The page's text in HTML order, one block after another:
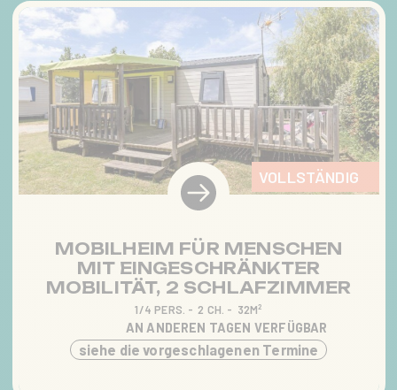
VOLLSTÄNDIG
MOBILHEIM FÜR MENSCHEN
MIT EINGESCHRÄNKTER
MOBILITÄT, 2 SCHLAFZIMMER
1/4 PERS. 2 CH. 32M²
AN ANDEREN TAGEN VERFÜGBAR
siehe die vorgeschlagenen Termine